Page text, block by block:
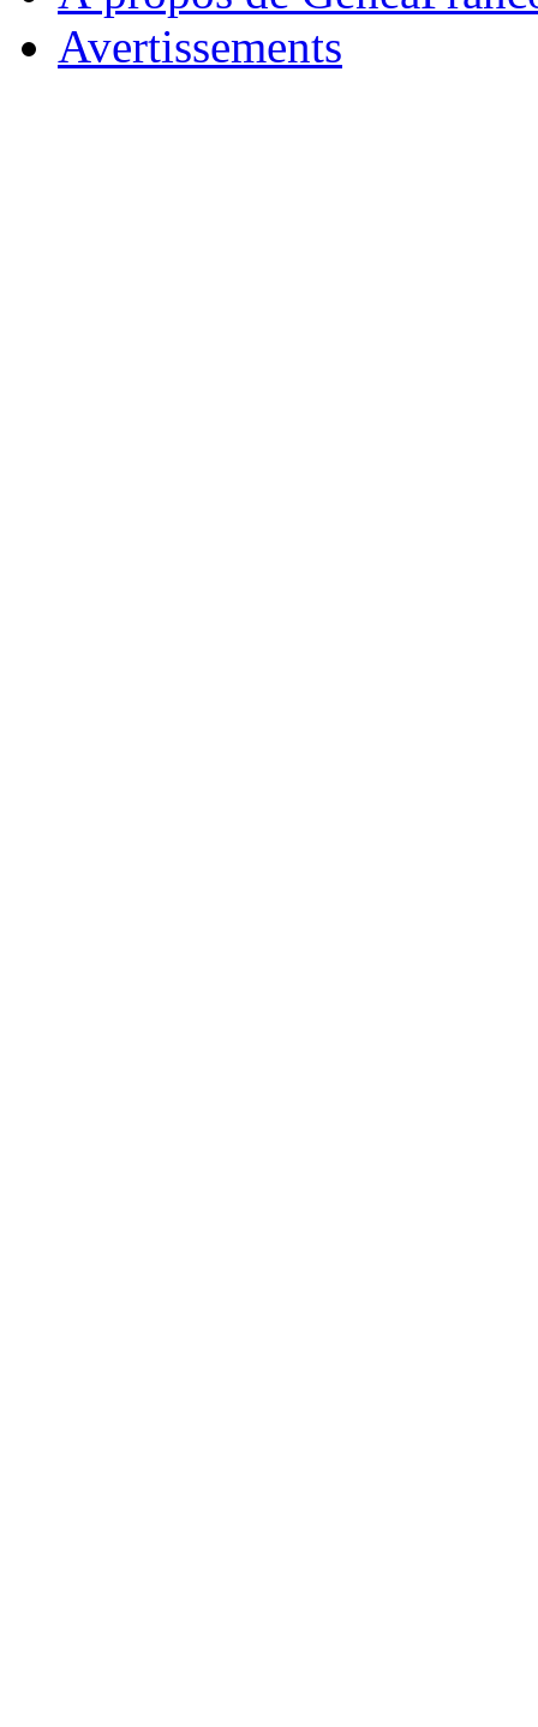
Avertissements